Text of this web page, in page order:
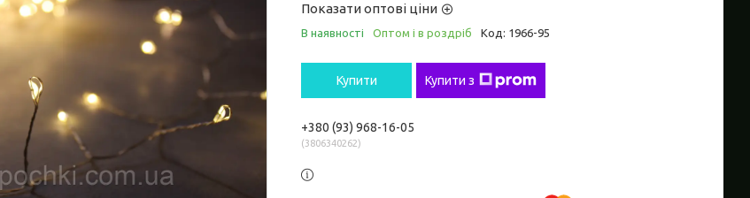
Показати оптові ціни
В наявності Оптом і в роздріб Код: 1966-95
Купити Купити з
+380 (93) 968-16-05
3806340262